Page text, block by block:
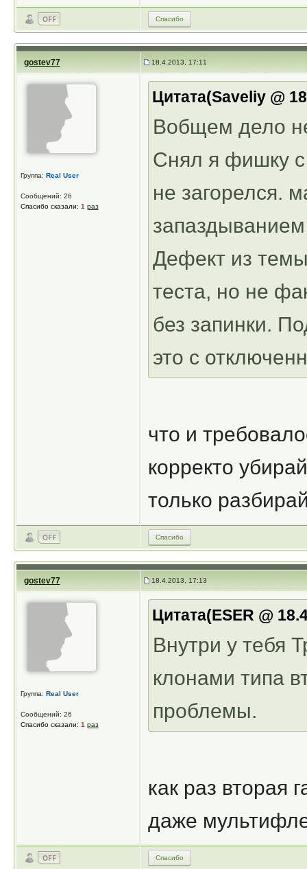
Спасибо
gostev77 18.4.2013, 17:11
Группа: Real User
Сообщений: 26
Спасибо сказали: 1 раз
Цитата(Saveliy @
Вобщем дело
Снял я фишку с
не загорелся.
Дефект из
теста, но не
без запинки.
это с
что и
корректо
только
Спасибо
gostev77 18.4.2013, 17:13
Группа: Real User
Сообщений: 26
Спасибо сказали: 1 раз
Цитата(ESER @
Внутри у тебя
клонами типа
проблемы.
как раз вторая
даже
Спасибо